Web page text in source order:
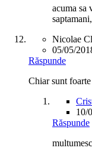
acuma sa
Nicolae
05/05/
Răspunde
Chiar sunt
10/
Răspunde
multumesc